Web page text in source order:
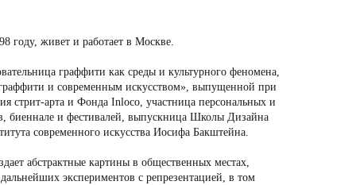
году, живет и работает в Москве.
граффити как среды и культурного феномена,
и современным искусством», выпущенной при
стрит-арта и Фонда Inloco, участница персональных и
биеннале и фестивалей, выпускница Школы Дизайна
современного искусства Иосифа Бакштейна.
абстрактные картины в общественных местах,
экспериментов с репрезентацией, в том